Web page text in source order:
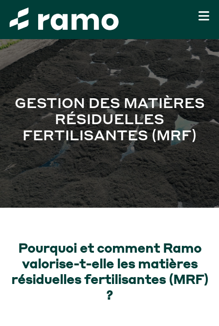
GESTION DES MATIÈRES
RÉSIDUELLES
FERTILISANTES (MRF)
Pourquoi et comment Ramo
valorise-t-elle les matières
résiduelles fertilisantes (MRF)
?